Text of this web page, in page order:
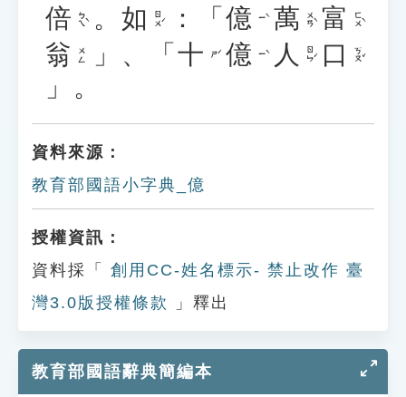
倍 ㄅㄟˋ 。 如 ㄖㄨˊ ：「 億 ㄧˋ 萬 ㄨㄢˋ 富 ㄈㄨˋ
翁 ㄨㄥ 」、「 十 ㄕˊ 億 ㄧˋ 人 ㄖㄣˊ 口 ㄎㄡˇ
」。
資料來源：
教育部國語小字典_億
授權資訊：
資料採「
創用CC-姓名標示- 禁止改作 臺
灣3.0版授權條款
」釋出
教育部國語辭典簡編本